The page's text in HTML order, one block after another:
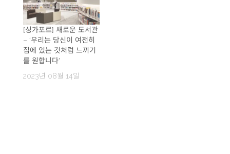
[싱가포르] 새로운 도서관
– ‘우리는 당신이 여전히
집에 있는 것처럼 느끼기
를 원합니다’
2023년 08월 14일